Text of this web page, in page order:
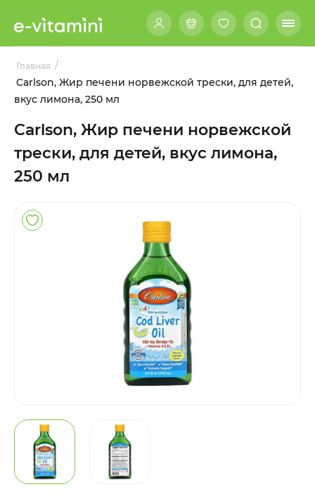
Главная /
Carlson, Жир печени норвежской трески, для детей,
вкус лимона, 250 мл
Carlson, Жир печени норвежской
трески, для детей, вкус лимона,
250 мл